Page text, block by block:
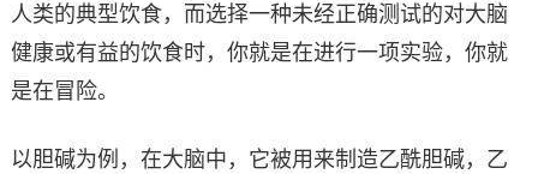
人类的典型饮食，而选择一种未经正确测试的对大脑
健康或有益的饮食时，你就是在进行一项实验，你就
是在冒险。
以胆碱为例，在大脑中，它被用来制造乙酰胆碱，乙